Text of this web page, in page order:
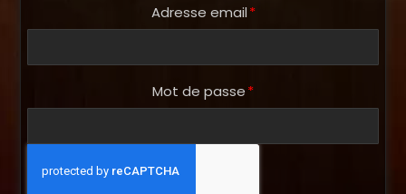
Adresse email
Mot de passe